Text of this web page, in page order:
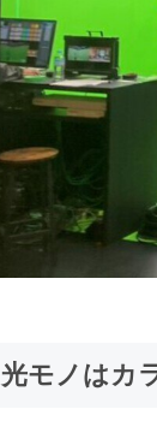
光モノはカ